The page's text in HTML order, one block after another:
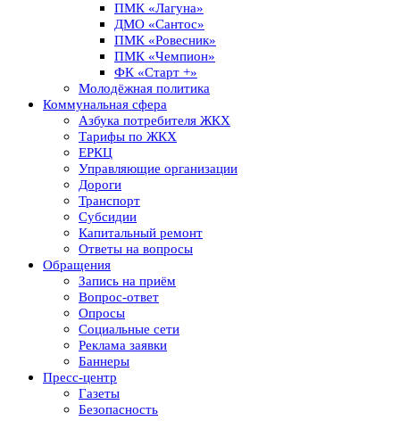
ПМК «Лагуна»
ДМО «Сантос»
ПМК «Ровесник»
ПМК «Чемпион»
ФК «Старт +»
Молодёжная политика
Коммунальная сфера
Азбука потребителя ЖКХ
Тарифы по ЖКХ
ЕРКЦ
Управляющие организации
Дороги
Транспорт
Субсидии
Капитальный ремонт
Ответы на вопросы
Обращения
Запись на приём
Вопрос-ответ
Опросы
Социальные сети
Реклама заявки
Баннеры
Пресс-центр
Газеты
Безопасность